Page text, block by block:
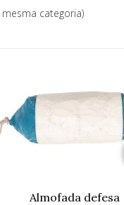
categoria)
Almofada defesa